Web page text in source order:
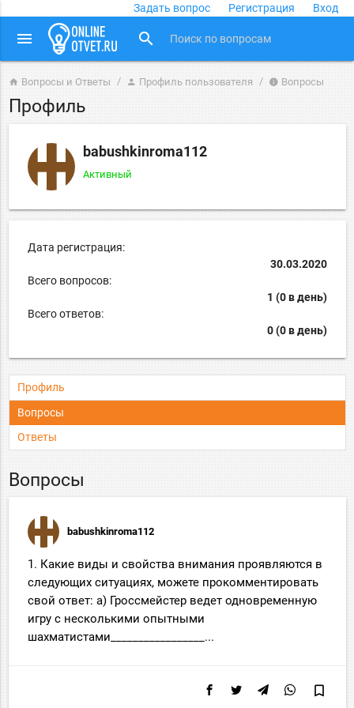
Задать вопрос Регистрация Вход
menu search
home Вопросы и Ответы person Профиль пользователя info Вопросы
Профиль
babushkinroma112
Активный
Дата регистрация:
30.03.2020
Всего вопросов:
1 (0 в день)
Всего ответов:
0 (0 в день)
Профиль
Вопросы
Ответы
Вопросы
babushkinroma112
1. Какие виды и свойства внимания проявляются в
следующих ситуациях, можете прокомментировать
свой ответ: а) Гроссмейстер ведет одновременную
игру с несколькими опытными
шахматистами_________________...
bookmark_border